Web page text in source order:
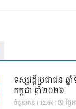
ទស្សវដ្តីប្រជាជន
កក្កដា ឆ្នាំ២០២៦
ចំនួនអាន ( 12.6k ) ថ្ង